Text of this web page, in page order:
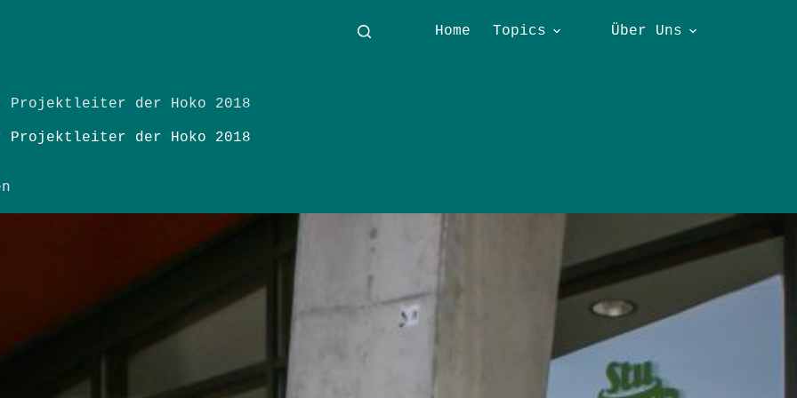
Home Topics Über Uns
Projektleiter der Hoko 2018
Projektleiter der Hoko 2018